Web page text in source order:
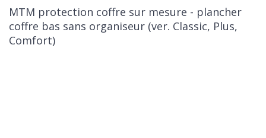
MTM protection coffre sur mesure - plancher
coffre bas sans organiseur (ver. Classic, Plus,
Comfort)